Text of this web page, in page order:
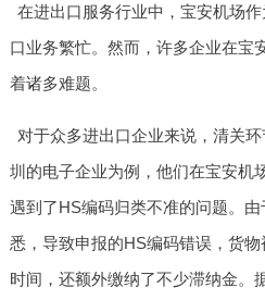
在进出口服务行业中，宝安机场
口业务繁忙。然而，许多企业在宝
着诸多难题。
对于众多进出口企业来说，清关
圳的电子企业为例，他们在宝安机
遇到了HS编码归类不准的问题。
悉，导致申报的HS编码错误，货
时间，还额外缴纳了不少滞纳金。